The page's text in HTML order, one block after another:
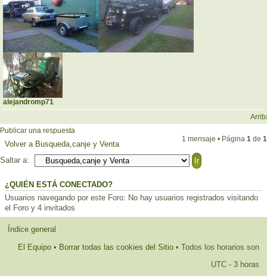
alejandromp71
Publicar una respuesta
1 mensaje • Página 1 de 1
Volver a Busqueda,canje y Venta
Saltar a:
¿QUIÉN ESTÁ CONECTADO?
Usuarios navegando por este Foro: No hay usuarios registrados visitando
el Foro y 4 invitados
Índice general
El Equipo • Borrar todas las cookies del Sitio • Todos los horarios son
UTC - 3 horas